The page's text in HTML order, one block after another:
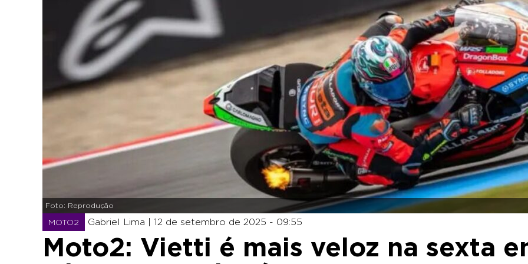
Foto: Reprodução
MOTO2 Gabriel Lima | 12 de setembro de 2025 - 09:55
Moto2: Vietti é mais veloz na sexta